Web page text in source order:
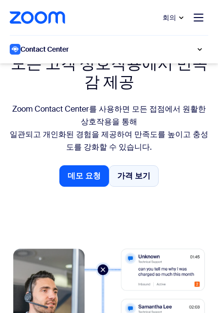
으로 건너뛰기
팅으로 건너뛰기 회의
Contact Center
모든 고객 상호작용에서 만족
감 제공
Zoom Contact Center를 사용하면 모든 접점에서 원활한
상호작용을 통해
일관되고 개인화된 경험을 제공하여 만족도를 높이고 충성
도를 강화할 수 있습니다.
데모 요청
데모 요청
가격 보기
가격 보기